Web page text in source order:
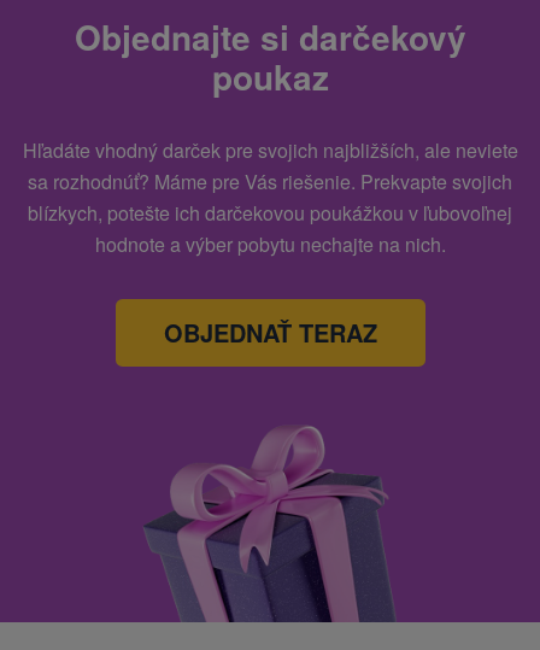
Objednajte si darčekový
poukaz
Hľadáte vhodný darček pre svojich najbližších, ale neviete
sa rozhodnúť? Máme pre Vás riešenie. Prekvapte svojich
blízkych, potešte ich darčekovou poukážkou v ľubovoľnej
hodnote a výber pobytu nechajte na nich.
OBJEDNAŤ TERAZ